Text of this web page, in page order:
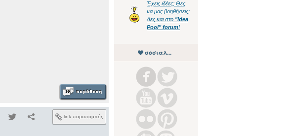
link παραπομπής
Έχεις ιδέες; Θες
να μας βοηθήσεις;
Δες και στο "Idea
Pool" forum!
σόσιαλ...